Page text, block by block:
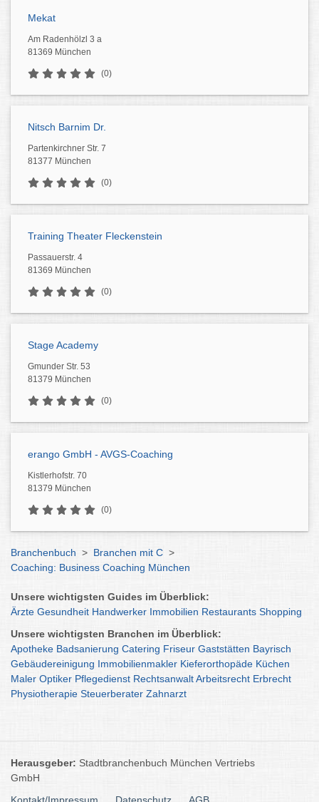
Mekat
Am Radenhölzl 3 a
81369 München
(0)
Nitsch Barnim Dr.
Partenkirchner Str. 7
81377 München
(0)
Training Theater Fleckenstein
Passauerstr. 4
81369 München
(0)
Stage Academy
Gmunder Str. 53
81379 München
(0)
erango GmbH - AVGS-Coaching
Kistlerhofstr. 70
81379 München
(0)
Branchenbuch > Branchen mit C >
Coaching: Business Coaching München
Unsere wichtigsten Guides im Überblick:
Ärzte Gesundheit Handwerker Immobilien Restaurants Shopping
Unsere wichtigsten Branchen im Überblick:
Apotheke Badsanierung Catering Friseur Gaststätten Bayrisch
Gebäudereinigung Immobilienmakler Kieferorthopäde Küchen
Maler Optiker Pflegedienst RechtsanwaltArbeitsrecht Erbrecht
Physiotherapie Steuerberater Zahnarzt
Herausgeber: Stadtbranchenbuch München Vertriebs
GmbH